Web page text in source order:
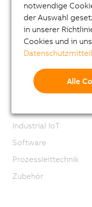
Vision Systeme
Sicherheitstechnik
Antriebstechnik
Mechatronische
Robotics
Mobile Automation
Industrial IoT
Software
Prozessleittechnik
Zubehör
notwendige
der Auswahl
in unserer
Cookies und in
Alle